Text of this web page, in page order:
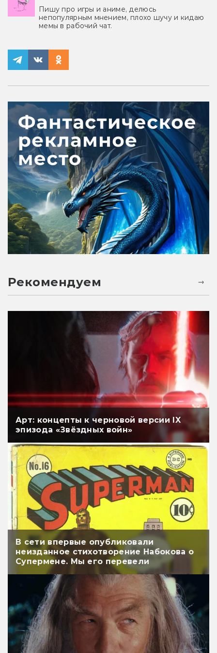
Пишу про игры и аниме, делюсь
непопулярным мнением, плохо шучу и кидаю
мемы в рабочий чат.
Рекомендуем
Арт: концепты к черновой версии IX
эпизода «Звёздных войн»
В сети впервые опубликовали
неизданное стихотворение Набокова о
Супермене. Мы его перевели